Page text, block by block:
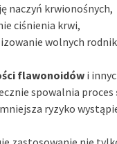
naczyń krwionośnych,
ciśnienia krwi,
wolnych
flawonoidów i
spowalnia proces
ryzyko